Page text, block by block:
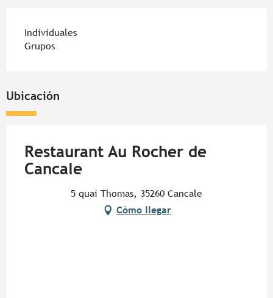
Individuales
Grupos
Ubicación
Restaurant Au Rocher de
Cancale
5 quai Thomas, 35260 Cancale
Cómo llegar